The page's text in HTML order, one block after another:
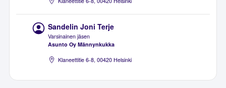
Sandelin Joni Terje
Varsinainen jäsen
Asunto Oy Männynkukka
Klaneettitie 6-8, 00420 Helsinki